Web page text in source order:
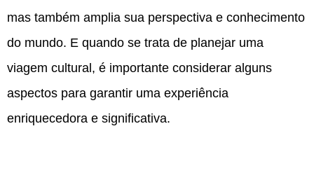
mas também amplia sua perspectiva e conhecimento
do mundo. E quando se trata de planejar uma
viagem cultural, é importante considerar alguns
aspectos para garantir uma experiência
enriquecedora e significativa.